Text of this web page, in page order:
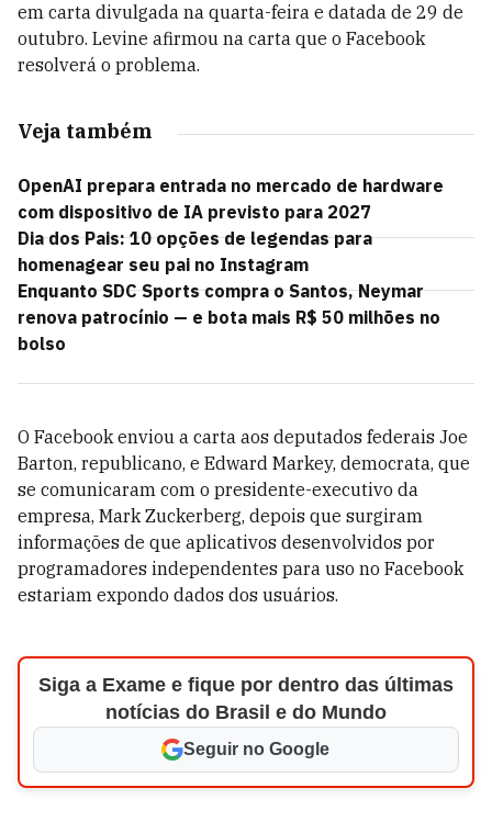
em carta divulgada na quarta-feira e datada de 29 de
outubro. Levine afirmou na carta que o Facebook
resolverá o problema.
Veja também
OpenAI prepara entrada no mercado de hardware
com dispositivo de IA previsto para 2027
Dia dos Pais: 10 opções de legendas para
homenagear seu pai no Instagram
Enquanto SDC Sports compra o Santos, Neymar
renova patrocínio — e bota mais R$ 50 milhões no
bolso
O Facebook enviou a carta aos deputados federais Joe
Barton, republicano, e Edward Markey, democrata, que
se comunicaram com o presidente-executivo da
empresa, Mark Zuckerberg, depois que surgiram
informações de que aplicativos desenvolvidos por
programadores independentes para uso no Facebook
estariam expondo dados dos usuários.
Siga a Exame e fique por dentro das últimas
notícias do Brasil e do Mundo
Seguir no Google